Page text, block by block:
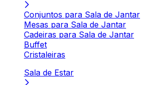
Conjuntos para Sala de Jantar
Mesas para Sala de Jantar
Cadeiras para Sala de Jantar
Buffet
Cristaleiras
Sala de Estar